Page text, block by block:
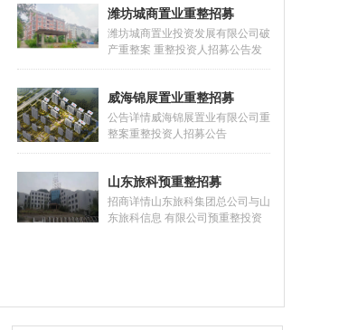
月2日,德城区法院决定对金茂公司
启动预
法院于2022年7月29日作出
（2022）鲁1323破申5号民事裁
定书，裁定受理山东瑞海建材科技
功，顺利引进重整投资人，实现债
务人财产价值
潍坊城商置业重整招募
潍坊城商置业投资发展有限公司破
产重整案 重整投资人招募公告发
布时间：2023-02-07 10:37:37潍
13日作出（2021）鲁0702破申1
号民事裁定书，裁定受理潍坊城商
置业投资发展有限公司（以下简
鲁0702破1号决定书，指定山东求
是和信律师
威海锦展置业重整招募
公告详情威海锦展置业有限公司重
整案重整投资人招募公告
（2023）鲁1002破招2号 2023年
作出（2023）鲁1002破申1号民
事裁定书，裁定受理山东荣城建筑
集团有限公司对威海锦展置业有限
山东旅科预重整招募
招商详情山东旅科集团总公司与山
东旅科信息 有限公司预重整投资
寓